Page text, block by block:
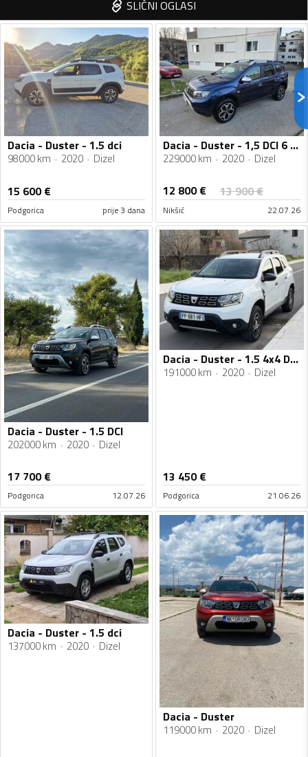
SLIČNI OGLASI
Dacia - Duster - 1.5 dci
98000 km 2020 Dizel
15 600€
Podgorica prije 3 dana
Dacia - Duster - 1,5 DCI 6 BRZINA 2020
229000 km 2020 Dizel
12 800€ 13 900€
Nikšić 22.07.26
Dacia - Duster - 1.5 DCI
202000 km 2020 Dizel
17 700€
Podgorica 12.07.26
Dacia - Duster - 1.5 4x4 DUSTER
191000 km 2020 Dizel
13 450€
Podgorica 21.06.26
Dacia - Duster - 1.5 dci
137000 km 2020 Dizel
Dacia - Duster
119000 km 2020 Dizel